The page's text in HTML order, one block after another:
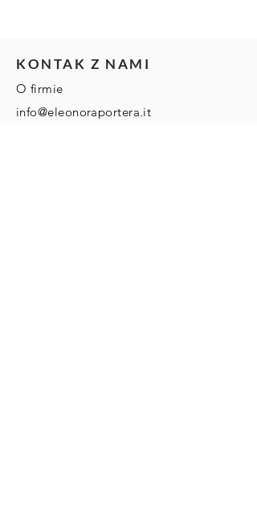
KONTAK Z NAMI
O firmie
info@eleonoraportera.it